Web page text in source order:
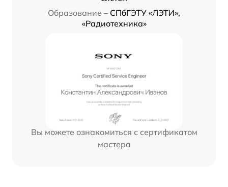
Образование – СПбГЭТУ «ЛЭТИ»,
«Радиотехника»
Вы можете ознакомиться с сертификатом
мастера